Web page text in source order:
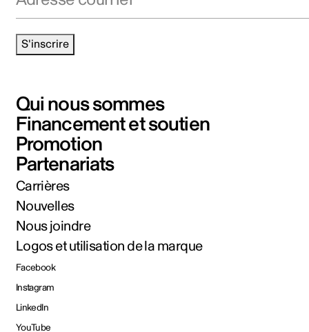
S'inscrire
Qui nous sommes
Financement et soutien
Promotion
Partenariats
Carrières
Nouvelles
Nous joindre
Logos et utilisation de la marque
Facebook
Instagram
LinkedIn
YouTube